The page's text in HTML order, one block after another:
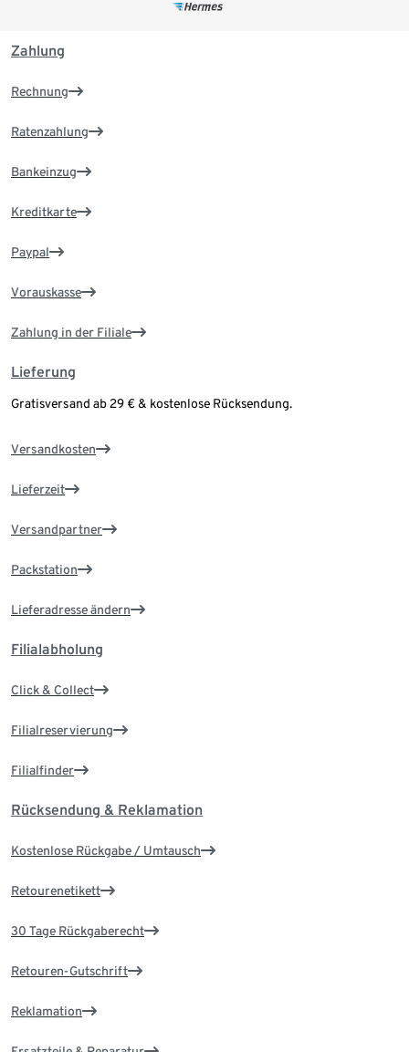
Zahlung
Rechnung
Ratenzahlung
Bankeinzug
Kreditkarte
Paypal
Vorauskasse
Zahlung in der Filiale
Lieferung
Gratisversand ab 29 € & kostenlose Rücksendung.
Versandkosten
Lieferzeit
Versandpartner
Packstation
Lieferadresse ändern
Filialabholung
Click & Collect
Filialreservierung
Filialfinder
Rücksendung & Reklamation
Kostenlose Rückgabe / Umtausch
Retourenetikett
30 Tage Rückgaberecht
Retouren-Gutschrift
Reklamation